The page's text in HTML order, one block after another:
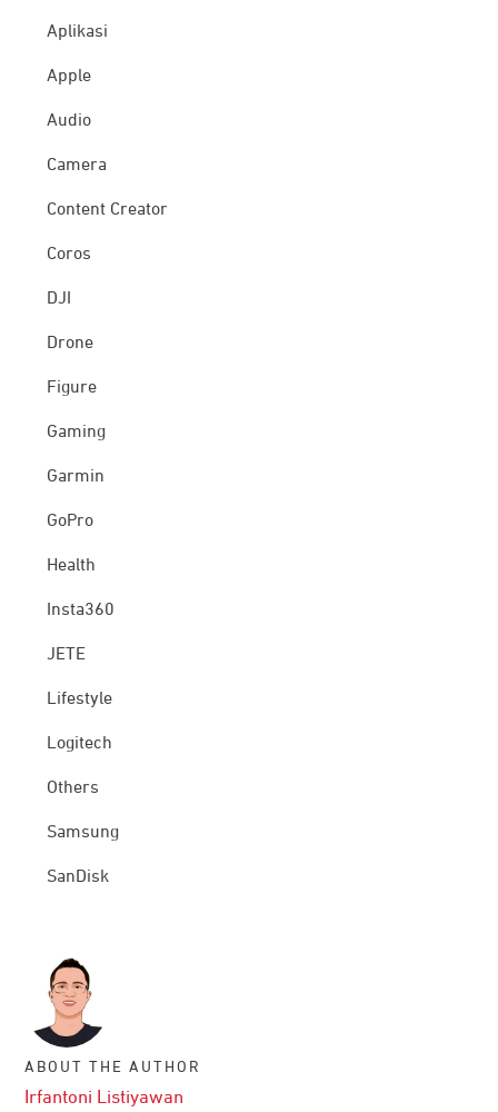
Aplikasi
Apple
Audio
Camera
Content Creator
Coros
DJI
Drone
Figure
Gaming
Garmin
GoPro
Health
Insta360
JETE
Lifestyle
Logitech
Others
Samsung
SanDisk
ABOUT THE AUTHOR
Irfantoni Listiyawan